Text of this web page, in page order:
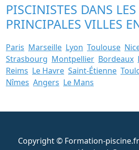
PISCINISTES DANS LES
PRINCIPALES VILLES
Paris Marseille Lyon Toulouse
Strasbourg Montpellier Bordeaux
Reims Le Havre Saint-Étienne
Nîmes Angers Le Mans
Copyright © Formation-